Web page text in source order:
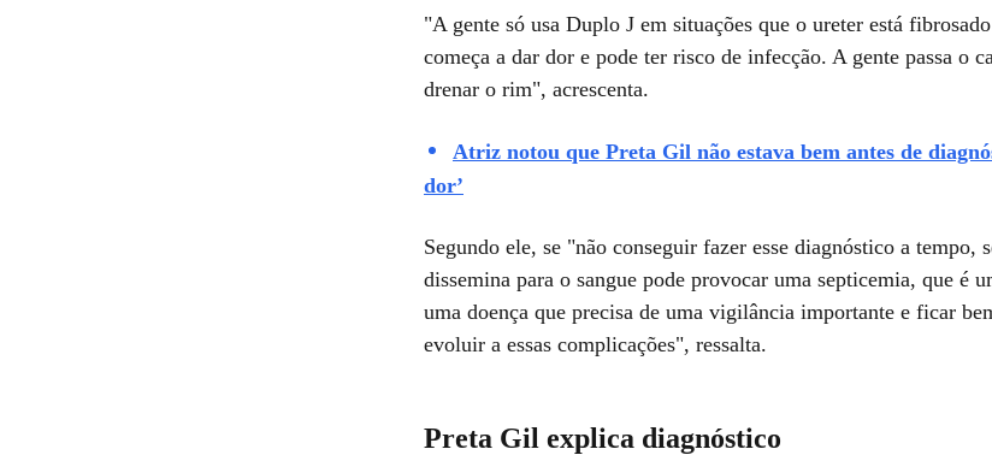
"A gente só usa Duplo J em situações que o ureter está
começa a dar dor e pode ter risco de infecção. A gente passa o
drenar o rim", acrescenta.
Atriz notou que Preta Gil não estava bem antes de
dor’
Segundo ele, se "não conseguir fazer esse diagnóstico a tempo,
dissemina para o sangue pode provocar uma septicemia, que é
uma doença que precisa de uma vigilância importante e ficar
evoluir a essas complicações", ressalta.
Preta Gil explica diagnóstico